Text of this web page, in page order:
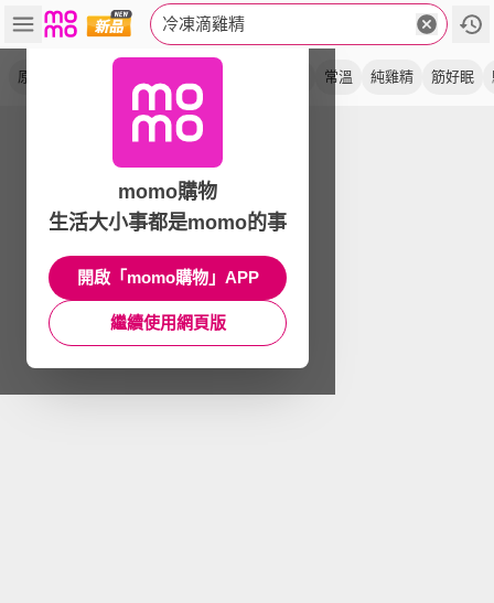
冷凍滴雞精
原味 常溫 純雞精 筋好眠
momo購物
生活大小事都是momo的事
開啟「momo購物」APP
繼續使用網頁版